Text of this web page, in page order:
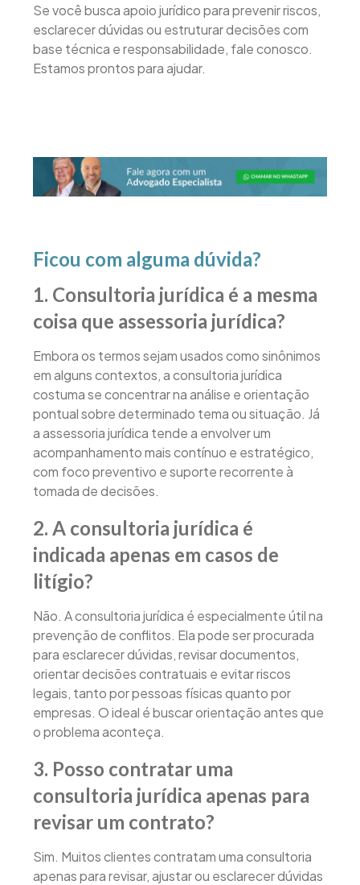
Se você busca apoio jurídico para prevenir riscos,
esclarecer dúvidas ou estruturar decisões com
base técnica e responsabilidade, fale conosco.
Estamos prontos para ajudar.
Ficou com alguma dúvida?
1. Consultoria jurídica é a mesma
coisa que assessoria jurídica?
Embora os termos sejam usados como sinônimos
em alguns contextos, a consultoria jurídica
costuma se concentrar na análise e orientação
pontual sobre determinado tema ou situação. Já
a assessoria jurídica tende a envolver um
acompanhamento mais contínuo e estratégico,
com foco preventivo e suporte recorrente à
tomada de decisões.
2. A consultoria jurídica é
indicada apenas em casos de
litígio?
Não. A consultoria jurídica é especialmente útil na
prevenção de conflitos. Ela pode ser procurada
para esclarecer dúvidas, revisar documentos,
orientar decisões contratuais e evitar riscos
legais, tanto por pessoas físicas quanto por
empresas. O ideal é buscar orientação antes que
o problema aconteça.
3. Posso contratar uma
consultoria jurídica apenas para
revisar um contrato?
Sim. Muitos clientes contratam uma consultoria
apenas para revisar, ajustar ou esclarecer dúvidas